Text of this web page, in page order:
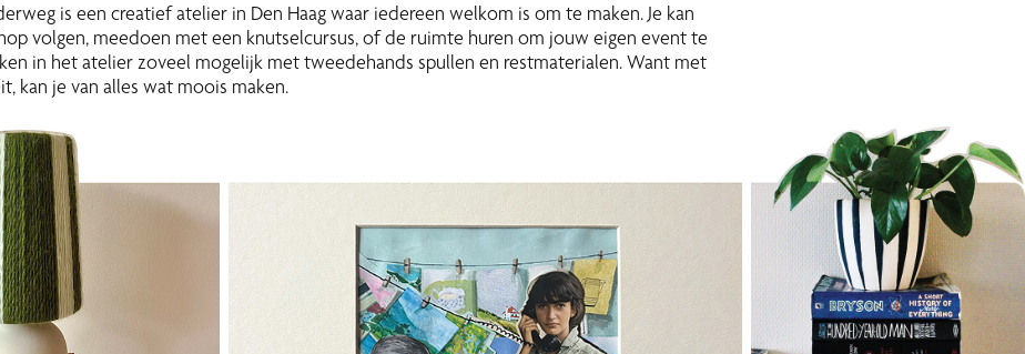
is een creatief atelier in Den Haag waar iedereen welkom is om te maken. Je kan
volgen, meedoen met een knutselcursus, of de ruimte huren om jouw eigen event te
in het atelier zoveel mogelijk met tweedehands spullen en restmaterialen. Want met
kan je van alles wat moois maken.